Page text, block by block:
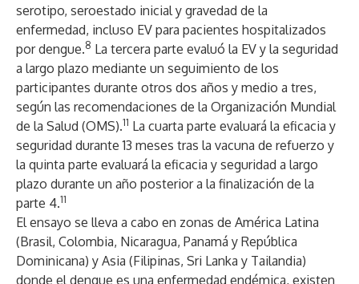
serotipo, seroestado inicial y gravedad de la
enfermedad, incluso EV para pacientes hospitalizados
por dengue.8 La tercera parte evaluó la EV y la seguridad
a largo plazo mediante un seguimiento de los
participantes durante otros dos años y medio a tres,
según las recomendaciones de la Organización Mundial
de la Salud (OMS).11 La cuarta parte evaluará la eficacia y
seguridad durante 13 meses tras la vacuna de refuerzo y
la quinta parte evaluará la eficacia y seguridad a largo
plazo durante un año posterior a la finalización de la
parte 4.11
El ensayo se lleva a cabo en zonas de América Latina
(Brasil, Colombia, Nicaragua, Panamá y República
Dominicana) y Asia (Filipinas, Sri Lanka y Tailandia)
donde el dengue es una enfermedad endémica, existen